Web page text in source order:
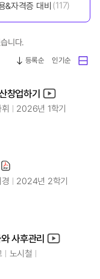
&자격증 대비(117)
니다.
등록순 인기순
창업하기
2026년 1학기
2024년 2학기
사후관리
노시철